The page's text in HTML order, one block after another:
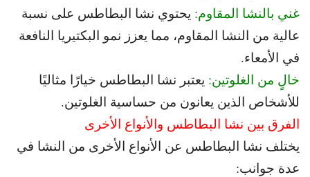
غني بالنشا المقاوم: يحتوي نشا البطاطس على نسبة
عالية من النشا المقاوم، مما يعزز نمو البكتيريا النافعة
في الأمعاء.
خالٍ من الغلوتين: يعتبر نشا البطاطس خيارًا مثاليًا
للأشخاص الذين يعانون من حساسية الغلوتين.
الفرق بين نشا البطاطس والأنواع الأخرى
يختلف نشا البطاطس عن الأنواع الأخرى من النشا في
عدة جوانب: